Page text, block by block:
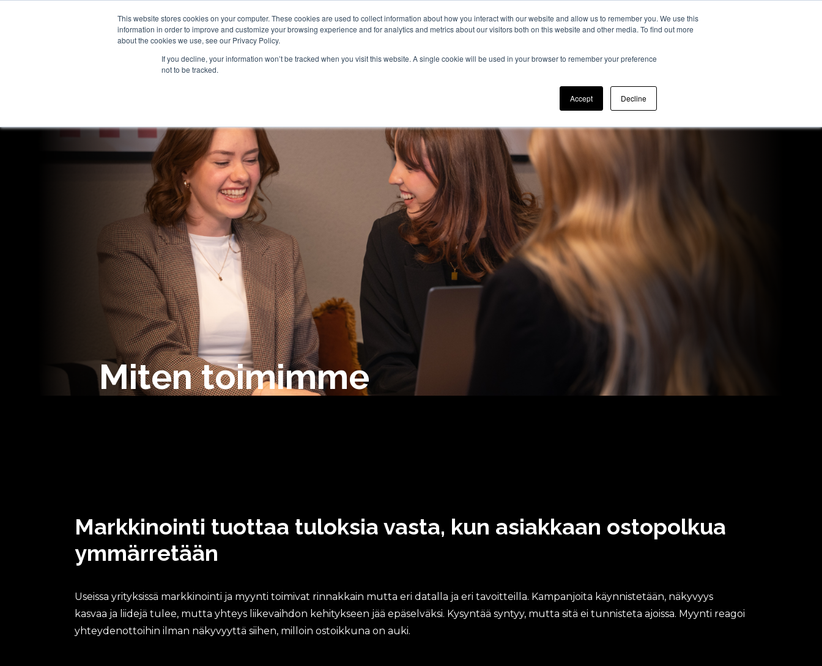
This website stores cookies on your computer. These cookies are used to collect information about how you interact with our website and allow us to remember you. We use this
information in order to improve and customize your browsing experience and for analytics and metrics about our visitors both on this website and other media. To find out more
about the cookies we use, see our Privacy Policy.
If you decline, your information won’t be tracked when you visit this website. A single cookie will be used in your browser to remember your preference
not to be tracked.
Accept Decline
Palvelut
Palvelut
Referenssit Miten toimimme Meistä
Meistä
Blogi Primaq Events
Miten toimimme
Markkinointi tuottaa tuloksia vasta, kun asiakkaan ostopolkua
ymmärretään
Useissa yrityksissä markkinointi ja myynti toimivat rinnakkain mutta eri datalla ja eri tavoitteilla. Kampanjoita käynnistetään, näkyvyys
kasvaa ja liidejä tulee, mutta yhteys liikevaihdon kehitykseen jää epäselväksi. Kysyntää syntyy, mutta sitä ei tunnisteta ajoissa. Myynti reagoi
yhteydenottoihin ilman näkyvyyttä siihen, milloin ostoikkuna on auki.